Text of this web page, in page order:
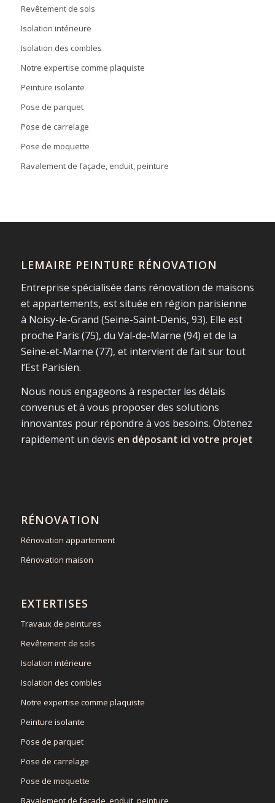
Revêtement de sols
Isolation intérieure
Isolation des combles
Notre expertise comme plaquiste
Peinture isolante
Pose de parquet
Pose de carrelage
Pose de moquette
Ravalement de façade, enduit, peinture
LEMAIRE PEINTURE RÉNOVATION
Entreprise spécialisée dans rénovation de maisons
et appartements, est située en région parisienne
à Noisy-le-Grand (Seine-Saint-Denis, 93). Elle est
proche Paris (75), du Val-de-Marne (94) et de la
Seine-et-Marne (77), et intervient de fait sur tout
l’Est Parisien.
Nous nous engageons à respecter les délais
convenus et à vous proposer des solutions
innovantes pour répondre à vos besoins. Obtenez
rapidement un devis en déposant ici votre projet
RÉNOVATION
Rénovation appartement
Rénovation maison
EXTERTISES
Travaux de peintures
Revêtement de sols
Isolation intérieure
Isolation des combles
Notre expertise comme plaquiste
Peinture isolante
Pose de parquet
Pose de carrelage
Pose de moquette
Ravalement de façade, enduit, peinture